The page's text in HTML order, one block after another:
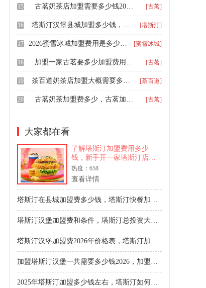
15 古茗奶茶店加盟需要多少钱2026，古茗品牌加盟有哪些优势 [古茗]
16 塔斯汀汉堡县城加盟多少钱，塔斯汀加盟条件是什么样的 [塔斯汀]
17 2026蜜雪冰城加盟费用是多少，蜜雪冰城可以在乡镇加盟么 [蜜雪冰城]
18 加盟一家古茗要多少加盟费用呢，古茗加盟一家奶茶店费用 [古茗]
19 茶百道奶茶店加盟大概需要多少钱，加盟一家茶百道饮品店需要多少钱 [茶百道]
20 古茗奶茶加盟费多少，古茗加盟费用及条件2024 [古茗]
大家都在看
了解塔斯汀加盟费用多少
钱，新手开一家塔斯汀店需
要准备哪些成本。本文详细
解析加盟费、装修设备、首
批物料及人工房租等投入，
议，助你合理规划创业预
算。
热度：658
查看详情
塔斯汀在县城加盟费多少钱，塔斯汀快餐加盟总费用多少钱啊
塔斯汀汉堡加盟费和条件，塔斯汀总投资大概是多少钱
塔斯汀汉堡加盟费2026年价格表，塔斯汀加盟步骤分几步呀
加盟塔斯汀汉堡一共需要多少钱2026，加盟塔斯汀条件与流程
2025年塔斯汀加盟多少钱左右，塔斯汀如何加盟有什么条件